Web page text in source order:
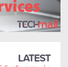
LATEST